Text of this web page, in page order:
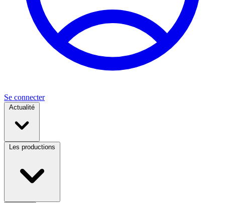
Se connecter
Actualité
Les productions